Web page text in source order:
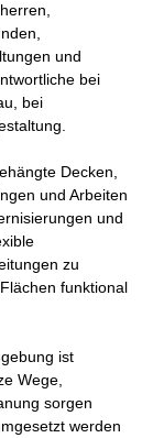
und
bei
bei
Decken,
und Arbeiten
und
zu
funktional
ist
Wege,
sorgen
werden